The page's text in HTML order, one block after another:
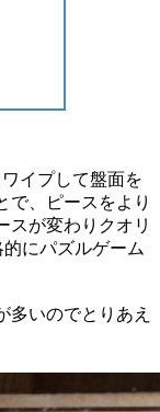
イプして盤面を
で、ピースをより
スが変わり クオリ
的にパズルゲーム
多いのでとりあえ